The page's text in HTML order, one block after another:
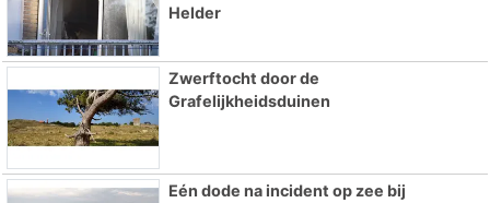
Helder
Zwerftocht door de
Grafelijkheidsduinen
Eén dode na incident op zee bij